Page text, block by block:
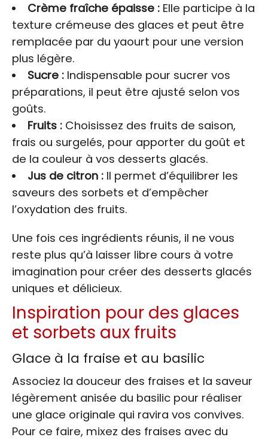
Crème fraîche épaisse :Elle participe à la
texture crémeuse des glaces et peut être
remplacée par du yaourt pour une version
plus légère.
Sucre :Indispensable pour sucrer vos
préparations, il peut être ajusté selon vos
goûts.
Fruits :Choisissez des fruits de saison,
frais ou surgelés, pour apporter du goût et
de la couleur à vos desserts glacés.
Jus de citron :Il permet d’équilibrer les
saveurs des sorbets et d’empêcher
l’oxydation des fruits.
Une fois ces ingrédients réunis, il ne vous
reste plus qu’à laisser libre cours à votre
imagination pour créer des desserts glacés
uniques et délicieux.
Inspiration pour des glaces
et sorbets aux fruits
Glace à la fraise et au basilic
Associez la douceur des fraises et la saveur
légèrement anisée du basilic pour réaliser
une glace originale qui ravira vos convives.
Pour ce faire, mixez des fraises avec du